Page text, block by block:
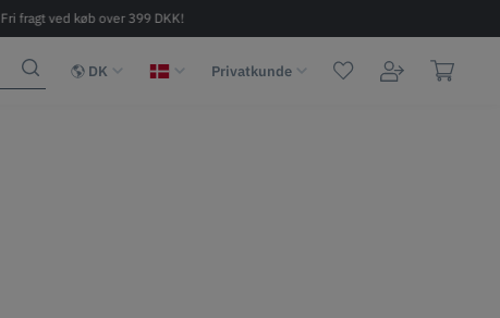
Fri fragt ved køb over 399 DKK!
DK Privatkunde